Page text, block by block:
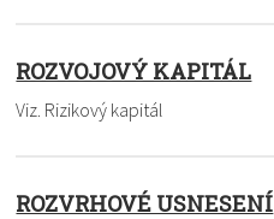
ROZVOJOVÝ KAPITÁL
Viz. Rizikový kapitál
ROZVRHOVÉ USNESENÍ